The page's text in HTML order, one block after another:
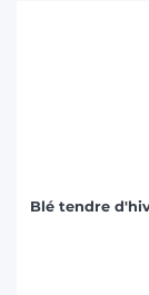
Blé tendre